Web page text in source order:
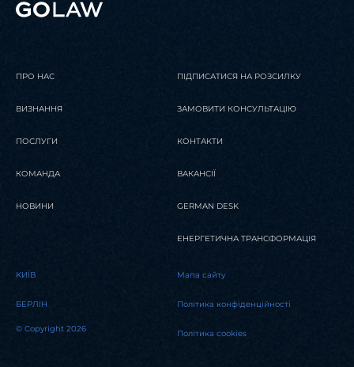
ПРО НАС
ВИЗНАННЯ
ПОСЛУГИ
КОМАНДА
НОВИНИ
ПІДПИСАТИСЯ НА РОЗСИЛКУ
ЗАМОВИТИ КОНСУЛЬТАЦІЮ
КОНТАКТИ
ВАКАНСІЇ
GERMAN DESK
ЕНЕРГЕТИЧНА ТРАНСФОРМАЦІЯ
KИЇВ
БЕРЛІН
© Copyright 2026
Мапа сайту
Політика конфіденційності
Політика cookies